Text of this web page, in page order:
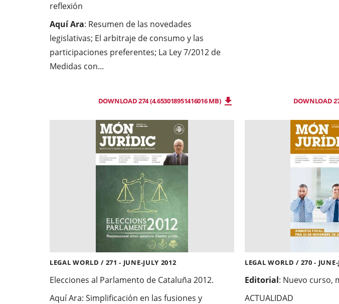
reflexión
Aquí Ara: Resumen de las novedades
legislativas; El arbitraje de consumo y las
participaciones preferentes; La Ley 7/2012 de
Medidas con...
DOWNLOAD 274 (4.653018951416016 MB) DOWNLOAD
LEGAL WORLD / 271 - JUNE-JULY 2012
Elecciones al Parlamento de Cataluña 2012.
Aquí Ara: Simplificación en las fusiones y
LEGAL WORLD / 270 -
Editorial: Nuevo curso,
ACTUALIDAD